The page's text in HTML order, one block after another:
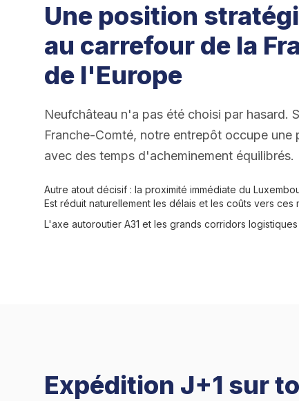
Une position
au carrefour de la
de l'Europe
Neufchâteau n'a pas été choisi par hasard.
Franche-Comté, notre entrepôt occupe
avec des temps d'acheminement équilibrés.
Autre atout décisif : la proximité immédiate du
Est réduit naturellement les délais et les coûts vers ces
L'axe autoroutier A31 et les grands corridors
Expédition J+1 sur